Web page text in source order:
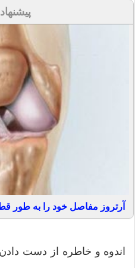
آرتروز مفاصل خود را به طور
اندوه و خاطره از دست